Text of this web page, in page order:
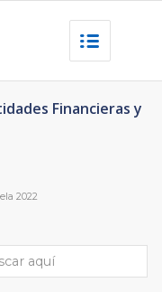
Financieras y
2022